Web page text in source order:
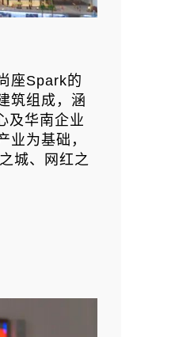
座Spark的
筑组成，涵
及华南企业
业为基础，
城、网红之